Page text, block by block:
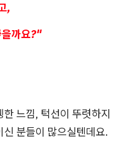
,
을까요?"
느낌, 턱선이 뚜렷하지
분들이 많으실텐데요.